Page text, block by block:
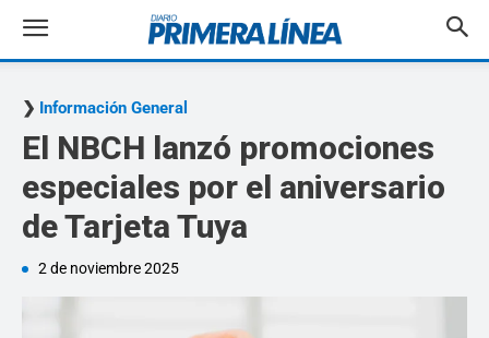
Información General
El NBCH lanzó promociones
especiales por el aniversario
de Tarjeta Tuya
2 de noviembre 2025